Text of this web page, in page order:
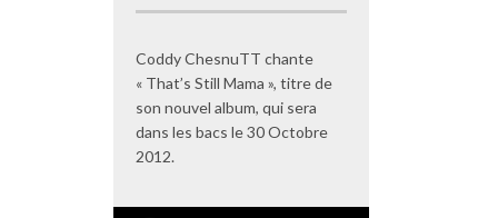
Coddy ChesnuTT chante
« That’s Still Mama », titre de
son nouvel album, qui sera
dans les bacs le 30 Octobre
2012.